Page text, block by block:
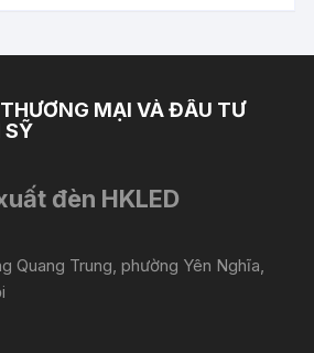
MẠI VÀ ĐẦU TƯ
SỸ
đèn HKLED
Quang Trung, phường Yên Nghĩa,